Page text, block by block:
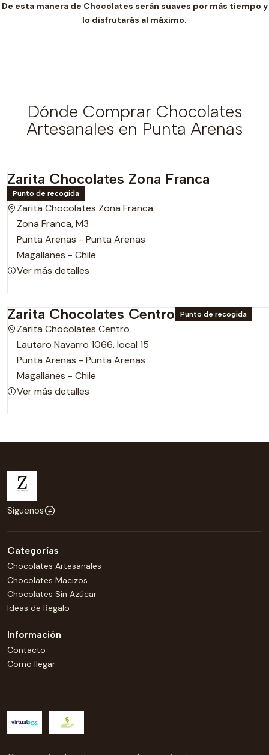
De esta manera de Chocolates serán suaves por más tiempo y
lo disfrutarás al máximo.
Dónde Comprar Chocolates
Artesanales en Punta Arenas
Zarita Chocolates Zona Franca
Punto de recogida
Zarita Chocolates Zona Franca
Zona Franca, M3
Punta Arenas - Punta Arenas
Magallanes - Chile
Ver más detalles
Zarita Chocolates Centro Punto de recogida
Zarita Chocolates Centro
Lautaro Navarro 1066, local 15
Punta Arenas - Punta Arenas
Magallanes - Chile
Ver más detalles
Síguenos
Categorías
Chocolates Artesanales
Chocolates Macizos
Chocolates Sin Azúcar
Ideas de Regalo
Información
Contacto
Como llegar